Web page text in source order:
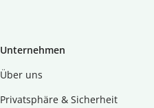
Unternehmen
Über uns
Privatsphäre & Sicherheit